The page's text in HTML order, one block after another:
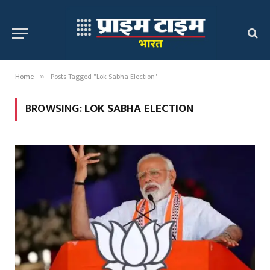
Home » Posts Tagged "Lok Sabha Election"
BROWSING:LOK SABHA ELECTION